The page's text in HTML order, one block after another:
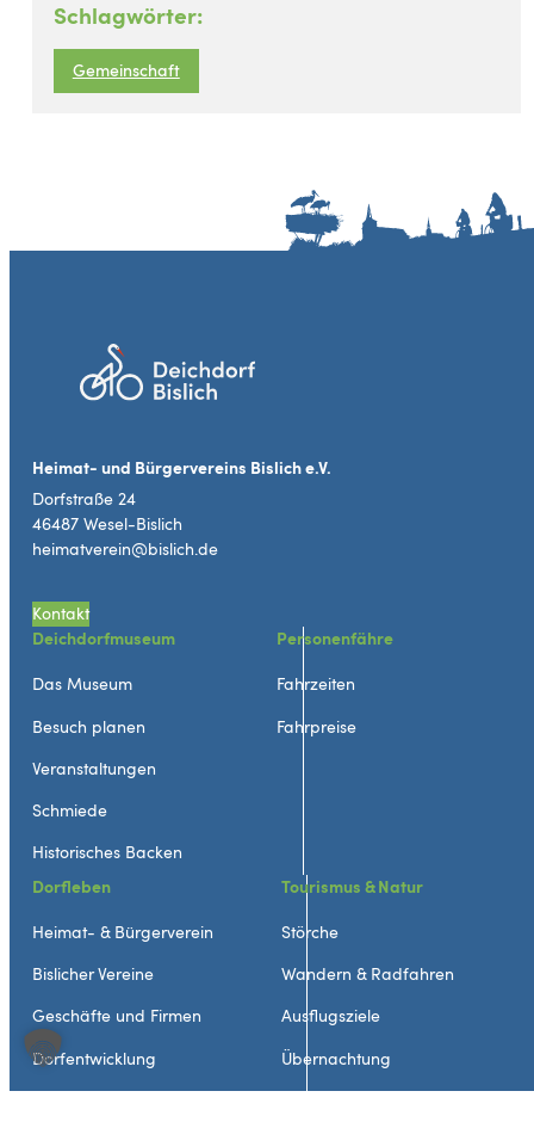
Schlagwörter:
Gemeinschaft
Heimat- und Bürgervereins Bislich e.V.
Dorfstraße 24
46487 Wesel-Bislich
heimatverein@bislich.de
Kontakt
Deichdorfmuseum
Das Museum
Besuch planen
Veranstaltungen
Schmiede
Historisches Backen
Personenfähre
Fahrzeiten
Fahrpreise
Dorfleben
Heimat- & Bürgerverein
Bislicher Vereine
Geschäfte und Firmen
Dorfentwicklung
Tourismus & Natur
Störche
Wandern & Radfahren
Ausflugsziele
Übernachtung